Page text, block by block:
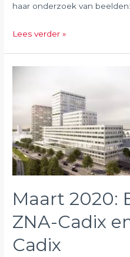
haar onderzoek van beelden:
September
Zeno
Lees verder »
Maart 2020:
ZNA-Cadix
Cadix